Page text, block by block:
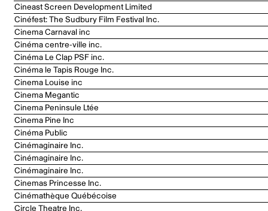
Cineast Screen Development Limited
Cinéfest: The Sudbury Film Festival Inc.
Cinema Carnaval inc
Cinéma centre-ville inc.
Cinéma Le Clap PSF inc.
Cinéma le Tapis Rouge Inc.
Cinema Louise inc
Cinema Megantic
Cinema Peninsule Ltée
Cinema Pine Inc
Cinéma Public
Cinémaginaire Inc.
Cinémaginaire Inc.
Cinémaginaire Inc.
Cinemas Princesse Inc.
Cinémathèque Québécoise
Circle Theatre Inc.